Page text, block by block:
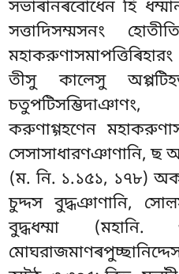
সভাৰানৰবোধেন হি
সত্তাদিসম্মসনং
তীসু কালেসু
করুণাগ্গহণেন
সেসাসাধারণঞাণানি,
(ম. নি. ১.১৫১, ১৭৮)
চুদ্দস বুদ্ধঞাণানি,
বুদ্ধধম্মা